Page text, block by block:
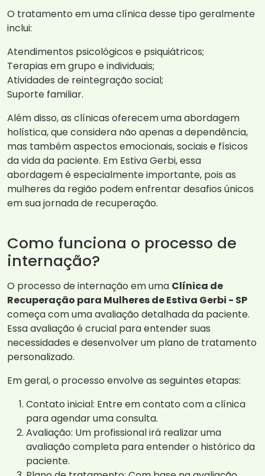
O tratamento em uma clínica desse tipo geralmente
inclui:
Atendimentos psicológicos e psiquiátricos;
Terapias em grupo e individuais;
Atividades de reintegração social;
Suporte familiar.
Além disso, as clínicas oferecem uma abordagem
holística, que considera não apenas a dependência,
mas também aspectos emocionais, sociais e físicos
da vida da paciente. Em Estiva Gerbi, essa
abordagem é especialmente importante, pois as
mulheres da região podem enfrentar desafios únicos
em sua jornada de recuperação.
Como funciona o processo de
internação?
O processo de internação em uma Clínica de
Recuperação para Mulheres de Estiva Gerbi - SP
começa com uma avaliação detalhada da paciente.
Essa avaliação é crucial para entender suas
necessidades e desenvolver um plano de tratamento
personalizado.
Em geral, o processo envolve as seguintes etapas:
Contato inicial: Entre em contato com a clínica
para agendar uma consulta.
Avaliação: Um profissional irá realizar uma
avaliação completa para entender o histórico da
paciente.